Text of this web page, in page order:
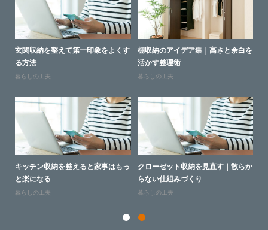
玄関収納を整えて第一印象をよくす
る方法
暮らしの工夫
棚収納のアイデア集｜高さと余白を
活かす整理術
暮らしの工夫
キッチン収納を整えると家事はもっ
と楽になる
暮らしの工夫
クローゼット収納を見直す｜散らか
らない仕組みづくり
暮らしの工夫